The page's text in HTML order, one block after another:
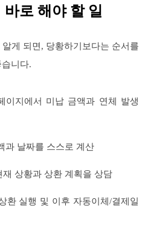
로 해야 할 일
게 되면, 당황하기보다는 순서를
니다.
이지에서 미납 금액과 연체 발생
과 날짜를 스스로 계산
재 상황과 상환 계획을 상담
환 실행 및 이후 자동이체/결제일